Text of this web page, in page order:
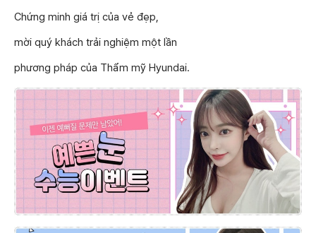
Chứng minh giá trị của vẻ đẹp,
mời quý khách trải nghiệm một lần
phương pháp của Thẩm mỹ Hyundai.